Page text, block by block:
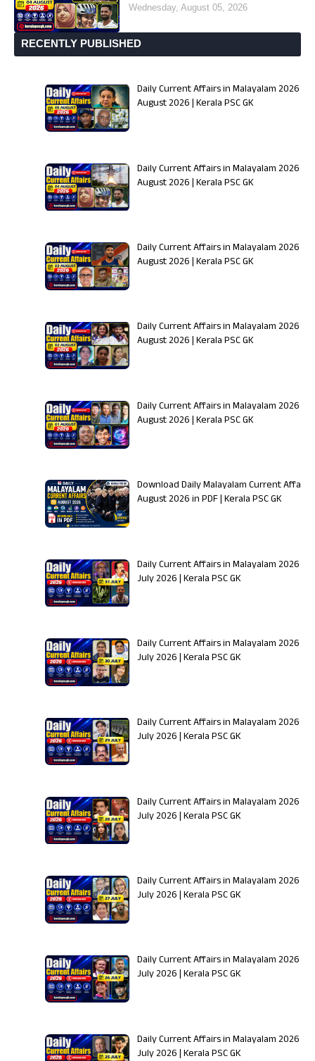
Wednesday, August 05, 2026
RECENTLY PUBLISHED
Daily Current Affairs in Malayalam 2026 |
August 2026 | Kerala PSC GK
Daily Current Affairs in Malayalam 2026 |
August 2026 | Kerala PSC GK
Daily Current Affairs in Malayalam 2026 |
August 2026 | Kerala PSC GK
Daily Current Affairs in Malayalam 2026 |
August 2026 | Kerala PSC GK
Daily Current Affairs in Malayalam 2026 | 01
August 2026 | Kerala PSC GK
Download Daily Malayalam Current Affairs
August 2026 in PDF | Kerala PSC GK
Daily Current Affairs in Malayalam 2026 | 31
July 2026 | Kerala PSC GK
Daily Current Affairs in Malayalam 2026 |
July 2026 | Kerala PSC GK
Daily Current Affairs in Malayalam 2026 |
July 2026 | Kerala PSC GK
Daily Current Affairs in Malayalam 2026 |
July 2026 | Kerala PSC GK
Daily Current Affairs in Malayalam 2026 | 27
July 2026 | Kerala PSC GK
Daily Current Affairs in Malayalam 2026 |
July 2026 | Kerala PSC GK
Daily Current Affairs in Malayalam 2026 |
July 2026 | Kerala PSC GK